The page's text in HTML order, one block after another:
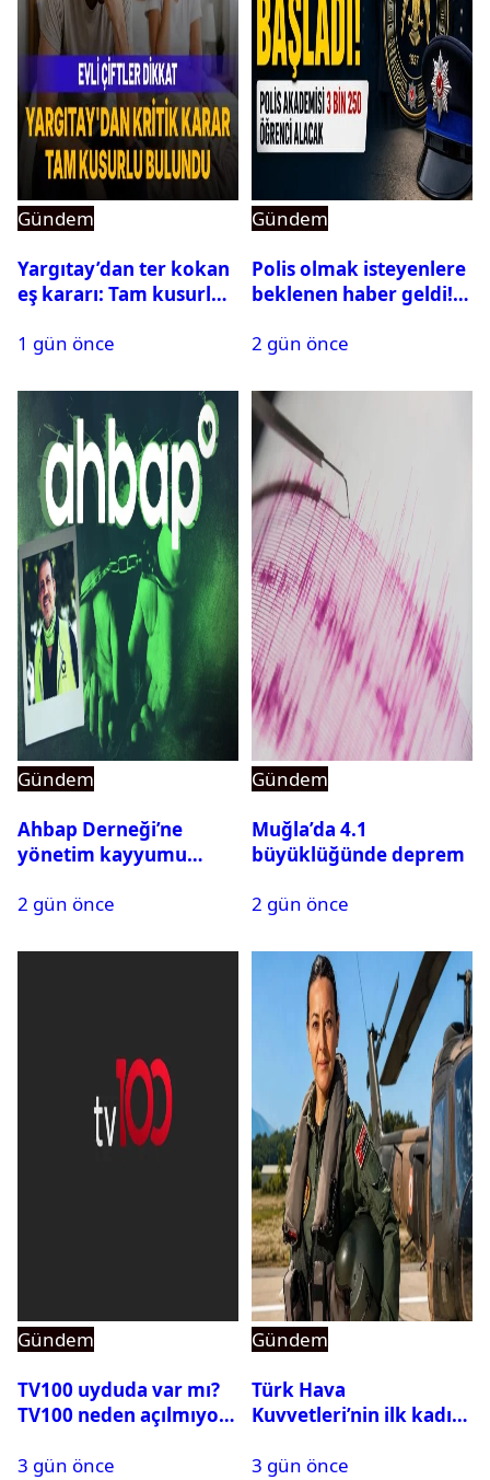
Gündem
Yargıtay’dan ter kokan
eş kararı: Tam kusurlu
1 gün önce
Gündem
Polis olmak isteyenlere
beklenen haber geldi!
2 gün önce
Gündem
Ahbap Derneği’ne
yönetim kayyumu
açıldı
2 gün önce
Gündem
Muğla’da 4.1
büyüklüğünde deprem
2 gün önce
Gündem
TV100 uyduda var mı?
TV100 neden açılmıyor?
3 gün önce
Gündem
Türk Hava
Kuvvetleri’nin ilk kadın
Karapınar hakkında
3 gün önce